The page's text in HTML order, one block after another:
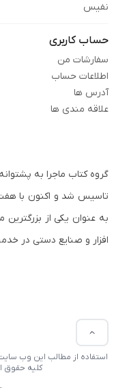
نفیس
حساب کاربری
سفارشات من
اطلاعات حساب
آدرس ها
علاقه مندی ها
تاسیس شد و اکنون با
به عنوان یکی از
افزار و صنایع دستی در
استفاده از مطالب این وب
کلیه حقوق